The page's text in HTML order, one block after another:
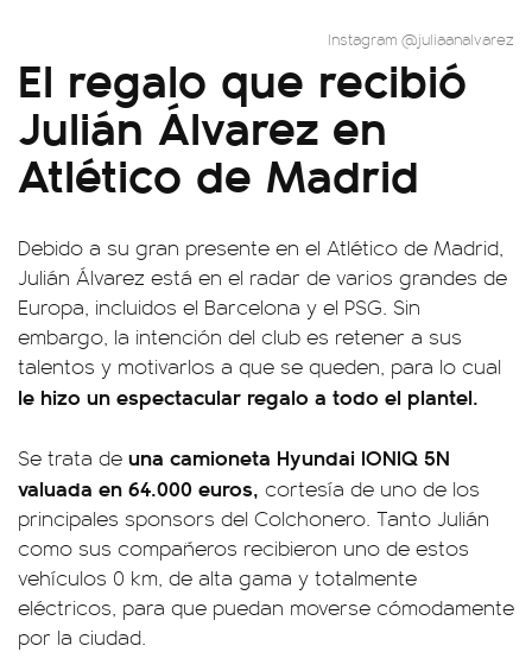
Instagram @juliaanalvarez
El regalo que recibió
Julián Álvarez en
Atlético de Madrid
Debido a su gran presente en el Atlético de Madrid,
Julián Álvarez está en el radar de varios grandes de
Europa, incluidos el Barcelona y el PSG. Sin
embargo, la intención del club es retener a sus
talentos y motivarlos a que se queden, para lo cual
le hizo un espectacular regalo a todo el plantel.
Se trata de una camioneta Hyundai IONIQ 5N
valuada en 64.000 euros, cortesía de uno de los
principales sponsors del Colchonero. Tanto Julián
como sus compañeros recibieron uno de estos
vehículos 0 km, de alta gama y totalmente
eléctricos, para que puedan moverse cómodamente
por la ciudad.